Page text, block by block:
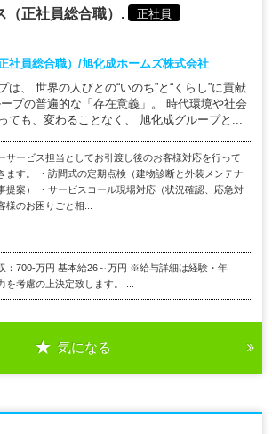
（正社員総合職）. 正社員
社員総合職）/旭化成ホームズ株式会社
は、 世界の人びとの“いのち”と“くらし”に貢献
プの普遍的な「存在意義」。 時代環境や社会
ても、変わることなく、 旭化成グループと...
サービス担当としてお引渡し後のお客様対応を行って
ます。 ・訪問式の定期点検（建物診断と外装メンテナ
提案） ・サービスコール現場対応（状況確認、応急対
様のお困りごと相...
：700-万円 基本給26～万円 ※給与詳細は経験・年
を考慮の上決定致します。 ...
気になる